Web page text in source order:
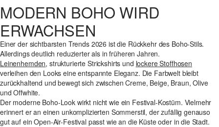
MODERN BOHO WIRD
ERWACHSEN
Einer der sichtbarsten Trends 2026 ist die Rückkehr des Boho-Stils.
Allerdings deutlich reduzierter als in früheren Jahren.
Leinenhemden, strukturierte Strickshirts und lockere Stoffhosen
verleihen den Looks eine entspannte Eleganz. Die Farbwelt bleibt
zurückhaltend und bewegt sich zwischen Creme, Beige, Braun, Olive
und Offwhite.
Der moderne Boho-Look wirkt nicht wie ein Festival-Kostüm. Vielmehr
erinnert er an einen unkomplizierten Sommerstil, der zufällig genauso
gut auf ein Open-Air-Festival passt wie an die Küste oder in die Stadt.